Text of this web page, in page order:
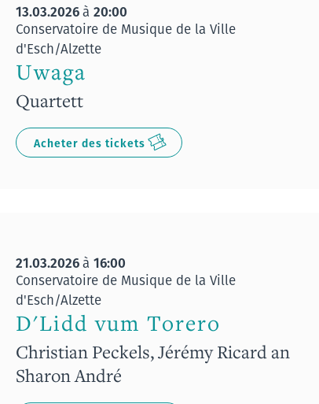
13.03.2026à 20:00
Conservatoire de Musique de la Ville
d'Esch/Alzette
Uwaga
Quartett
Acheter des tickets
21.03.2026à 16:00
Conservatoire de Musique de la Ville
d'Esch/Alzette
D'Lidd vum Torero
Christian Peckels, Jérémy Ricard an
Sharon André